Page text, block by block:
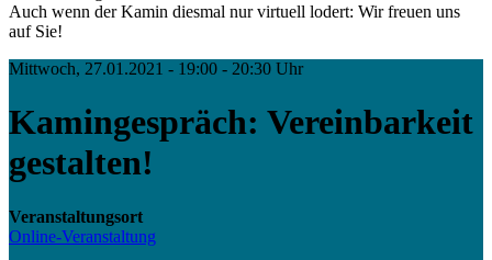
Auch wenn der Kamin diesmal nur virtuell lodert: Wir freuen uns
auf Sie!
Mittwoch, 27.01.2021 - 19:00 - 20:30 Uhr
Kamingespräch: Vereinbarkeit
gestalten!
Veranstaltungsort
Online-Veranstaltung